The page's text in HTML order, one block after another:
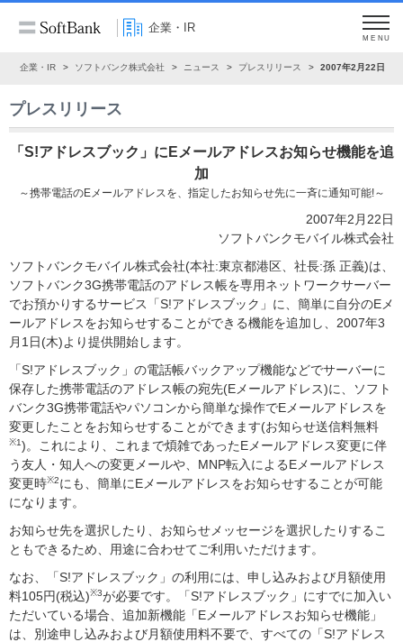
企業・IR
MENU
企業・IR ソフトバンク株式会社 ニュース プレスリリース 2007年2月22日
プレスリリース
「S!アドレスブック」にEメールアドレスお知らせ機能を追
加
～携帯電話のEメールアドレスを、指定したお知らせ先に一斉に通知可能!～
2007年2月22日
ソフトバンクモバイル株式会社
ソフトバンクモバイル株式会社(本社:東京都港区、社長:孫 正義)は、
ソフトバンク3G携帯電話のアドレス帳を専用ネットワークサーバー
でお預かりするサービス「S!アドレスブック」に、簡単に自分のEメ
ールアドレスをお知らせすることができる機能を追加し、2007年3
月1日(木)より提供開始します。
「S!アドレスブック」の電話帳バックアップ機能などでサーバーに
保存した携帯電話のアドレス帳の宛先(Eメールアドレス)に、ソフト
バンク3G携帯電話やパソコンから簡単な操作でEメールアドレスを
変更したことをお知らせすることができます(お知らせ送信料無料
※1)。これにより、これまで煩雑であったEメールアドレス変更に伴
う友人・知人への変更メールや、MNP転入によるEメールアドレス
変更時※2にも、簡単にEメールアドレスをお知らせすることが可能
になります。
お知らせ先を選択したり、お知らせメッセージを選択したりするこ
ともできるため、用途に合わせてご利用いただけます。
なお、「S!アドレスブック」の利用には、申し込みおよび月額使用
料105円(税込)※3が必要です。「S!アドレスブック」にすでに加入い
ただいている場合、追加新機能「Eメールアドレスお知らせ機能」
は、別途申し込みおよび月額使用料不要で、すべての「S!アドレス